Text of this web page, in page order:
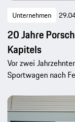
Unternehmen
20 Jahre
Kapitels
Vor zwei
Sportwagen nach